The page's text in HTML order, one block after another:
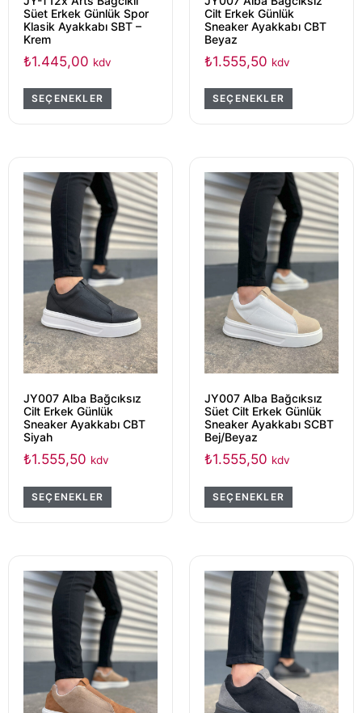
Süet Erkek Günlük Spor
Klasik Ayakkabı SBT –
Krem
₺1.445,00 kdv
SEÇENEKLER
Cilt Erkek Günlük
Sneaker Ayakkabı CBT
Beyaz
₺1.555,50 kdv
SEÇENEKLER
JY007 Alba Bağcıksız
Cilt Erkek Günlük
Sneaker Ayakkabı CBT
Siyah
₺1.555,50 kdv
SEÇENEKLER
JY007 Alba Bağcıksız
Süet Cilt Erkek Günlük
Sneaker Ayakkabı SCBT
Bej/Beyaz
₺1.555,50 kdv
SEÇENEKLER